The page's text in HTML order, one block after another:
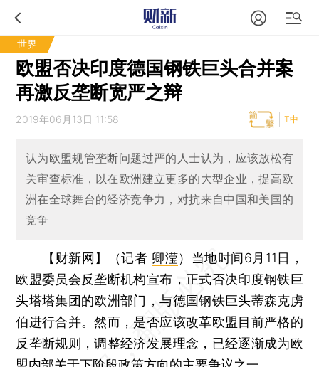
世界
欧盟否决印度德国钢铁巨头合并案
再激反垄断宽严之辩
2019年06月13日 11:58 T中
认为欧盟规管垄断问题过严的人士认为，应该放松有
关审查标准，以在欧洲建立更多的大型企业，提高欧
洲在全球舞台的经济竞争力，对抗来自中国和美国的
竞争
【财新网】（记者 卿滢） 当地时间6月11日，
欧盟委员会反垄断机构宣布，正式否决印度钢铁巨
头塔塔集团的欧洲部门，与德国钢铁巨头蒂森克虏
伯进行合并。然而，是否应该改革欧盟目前严格的
反垄断规则，调整经济发展理念，已经逐渐成为欧